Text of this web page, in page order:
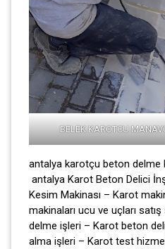
BELEK KAROTCU
antalya karotçu beton delme
antalya Karot Beton Delici
Kesim Makinası – Karot
makinaları ucu ve uçları
delme işleri – Karot beton
alma işleri – Karot test